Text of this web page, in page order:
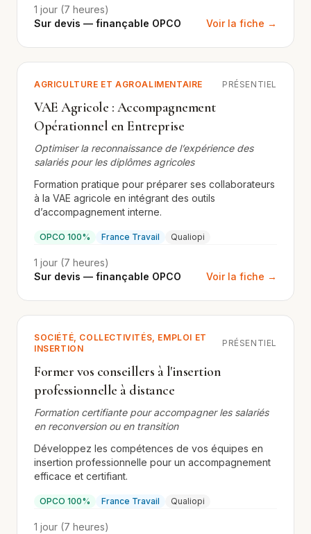
1 jour (7 heures)
Sur devis — finançable OPCO
Voir la fiche →
AGRICULTURE ET AGROALIMENTAIRE PRÉSENTIEL
VAE Agricole : Accompagnement
Opérationnel en Entreprise
Optimiser la reconnaissance de l’expérience des
salariés pour les diplômes agricoles
Formation pratique pour préparer ses collaborateurs
à la VAE agricole en intégrant des outils
d’accompagnement interne.
OPCO 100% France Travail Qualiopi
1 jour (7 heures)
Sur devis — finançable OPCO
Voir la fiche →
SOCIÉTÉ, COLLECTIVITÉS, EMPLOI ET
INSERTION
PRÉSENTIEL
Former vos conseillers à l'insertion
professionnelle à distance
Formation certifiante pour accompagner les salariés
en reconversion ou en transition
Développez les compétences de vos équipes en
insertion professionnelle pour un accompagnement
efficace et certifiant.
OPCO 100% France Travail Qualiopi
1 jour (7 heures)